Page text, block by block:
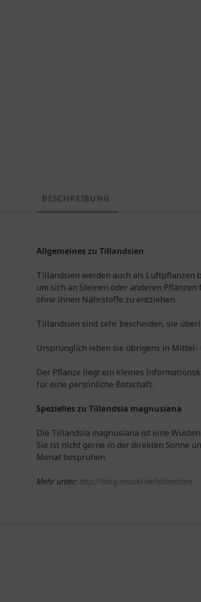
BESCHREIBUNG
Allgemeines zu Tillandsien
Tillandsien werden auch als Luftpflanzen
um sich an Steinen oder anderen
ohne ihnen Nährstoffe zu entziehen.
Tillandsien sind sehr bescheiden, sie
Ursprünglich leben sie übrigens in Mittel-
Der Pflanze liegt ein kleines
für eine persönliche Botschaft.
Spezielles zu Tillandsia magnusiana
Die Til­land­sia magnusiana ist eine
Sie ist nicht gerne in der direk­ten Sonne
Monat besprühen.
Mehr unter: http://blog.misuki.de/tillandsien